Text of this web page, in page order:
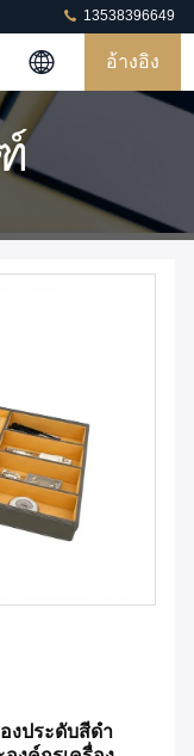
13538396649
อ้างอิง
งประดับสีดำ